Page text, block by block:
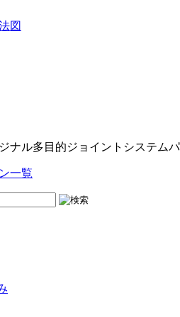
図
ナル多目的ジョイントシステム
一覧